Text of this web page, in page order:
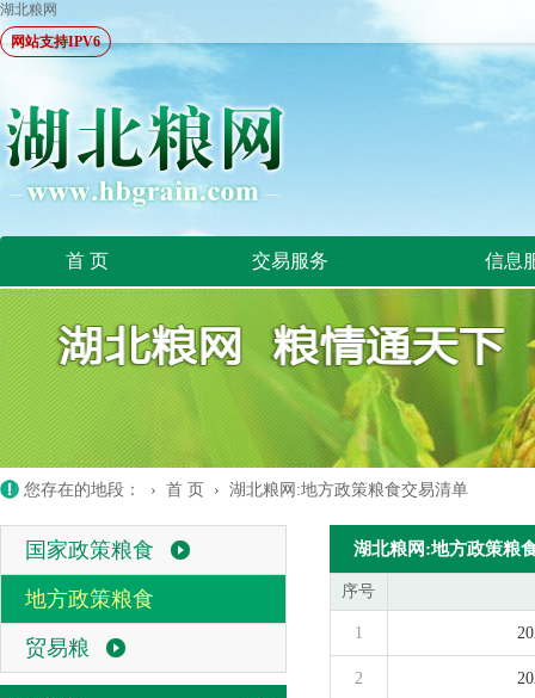
湖北粮网
网站支持IPV6
首 页 交易服务 信息
您存在的地段： › 首 页 › 湖北粮网:地方政策粮食交易清单
国家政策粮食
地方政策粮食
贸易粮
湖北粮网:地方政策粮
序号
1
2